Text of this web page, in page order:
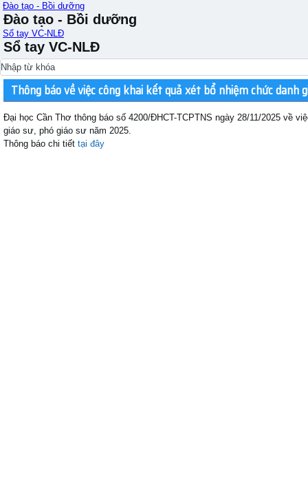
Đào tạo - Bồi dưỡng
Đào tạo - Bồi dưỡng
Sổ tay VC-NLĐ
Sổ tay VC-NLĐ
Thông báo về việc công khai kết quả xét bổ nhiệm chức danh
Đại học Cần Thơ thông báo số 4200/ĐHCT-TCPTNS ngày 28/11/2025 về
giáo sư, phó giáo sư năm 2025.
Thông báo chi tiết tại đây